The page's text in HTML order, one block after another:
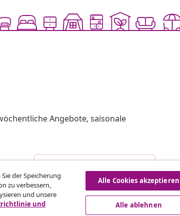
Angebote, saisonale
ein.
vidaXL
der Speicherung
zu verbessern,
und unsere
und
Alle Cookies akzeptieren
Alle ablehnen